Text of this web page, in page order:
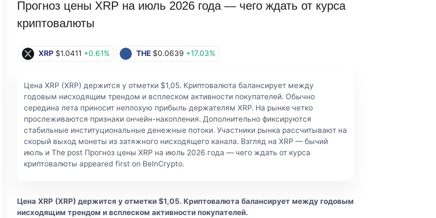
Прогноз цены XRP на июль 2026 года — чего ждать от курса
криптовалюты
XRP $1.0411 +0.61% THE $0.0639 +17.03%
Цена XRP (XRP) держится у отметки $1,05. Криптовалюта балансирует между
годовым нисходящим трендом и всплеском активности покупателей. Обычно
середина лета приносит неплохую прибыль держателям XRP. На рынке четко
прослеживаются признаки ончейн-накопления. Дополнительно фиксируются
стабильные институциональные денежные потоки. Участники рынка рассчитывают на
скорый выход монеты из затяжного нисходящего канала. Взгляд на XRP — бычий
июль и The post Прогноз цены XRP на июль 2026 года — чего ждать от курса
криптовалюты appeared first on BeInCrypto.
Цена XRP (XRP) держится у отметки $1,05. Криптовалюта балансирует между годовым
нисходящим трендом и всплеском активности покупателей.